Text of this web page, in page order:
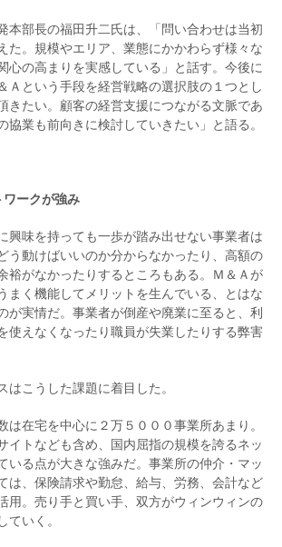
本部長の福田升二氏は、「問い合わせは当初
た。規模やエリア、業態にかかわらず様々な
心の高まりを実感している」と話す。今後に
Ａという手段を経営戦略の選択肢の１つとし
きたい。顧客の経営支援につながる文脈であ
協業も前向きに検討していきたい」と語る。
ークが強み
興味を持っても一歩が踏み出せない事業者は
う動けばいいのか分からなかったり、高額の
裕がなかったりするところもある。Ｍ＆Ａが
まく機能してメリットを生んでいる、とはな
が実情だ。事業者が倒産や廃業に至ると、利
使えなくなったり職員が失業したりする弊害
はこうした課題に着目した。
は在宅を中心に２万５０００事業所あまり。
イトなども含め、国内屈指の規模を誇るネッ
いる点が大きな強みだ。事業所の仲介・マッ
は、保険請求や勤怠、給与、労務、会計など
用。売り手と買い手、双方がウィンウィンの
ていく。